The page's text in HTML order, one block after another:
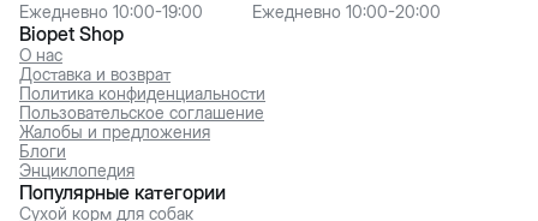
Biopet Shop
О нас
Доставка и возврат
Политика конфиденциальности
Пользовательское соглашение
Жалобы и предложения
Блоги
Энциклопедия
Ежедневно 10:00-19:00
Ежедневно 10:00-20:00
Популярные категории
Сухой корм для собак